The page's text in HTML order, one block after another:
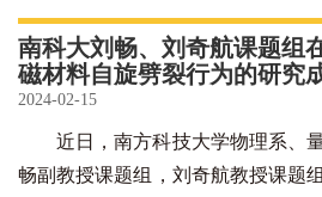
南科大刘畅、刘奇航课题组
磁材料自旋劈裂行为的研究
2024-02-15
近日，南方科技大学物理系、
畅副教授课题组，刘奇航教授课题